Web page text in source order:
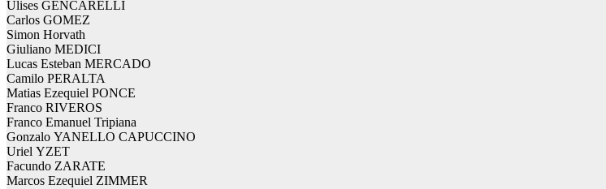
Ulises GENCARELLI
Carlos GOMEZ
Simon Horvath
Giuliano MEDICI
Lucas Esteban MERCADO
Camilo PERALTA
Matias Ezequiel PONCE
Franco RIVEROS
Franco Emanuel Tripiana
Gonzalo YANELLO CAPUCCINO
Uriel YZET
Facundo ZARATE
Marcos Ezequiel ZIMMER